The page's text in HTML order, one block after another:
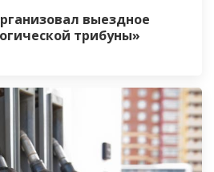
выездное
трибуны»